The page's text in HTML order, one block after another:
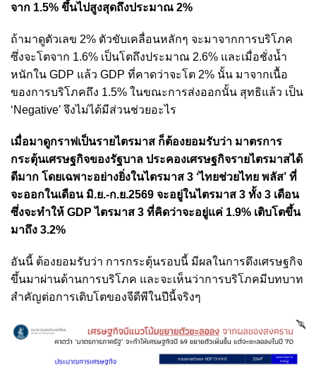
จาก 1.5% ขึ้นไปสูงสุดถึงประมาณ 2%
ถ้ามาดูตัวเลข 2% ตัวขับเคลื่อนหลักๆ จะมาจากการบริโภค
ซึ่งจะโตจาก 1.6% เป็นโตถึงประมาณ 2.6% และเมื่อชั่งน้ำ
หนักใน GDP แล้ว GDP ที่คาดว่าจะโต 2% นั้น มาจากเนื้อ
ของการบริโภคถึง 1.5% ในขณะการส่งออกนั้น สุทธิแล้ว เป็น
‘Negative’ จึงไม่ได้มีส่วนช่วยอะไร
เมื่อมาดูกราฟเป็นรายไตรมาส ก็ต้องยอมรับว่า มาตรการ
กระตุ้นเศรษฐกิจของรัฐบาล ประคองเศรษฐกิจรายไตรมาสได้
ดีมาก โดยเฉพาะอย่างยิ่งในไตรมาส 3 ‘ไทยช่วยไทย พลัส’ ที่
จะออกในเดือน มิ.ย.-ก.ย.2569 จะอยู่ในไตรมาส 3 ทั้ง 3 เดือน
ซึ่งจะทำให้ GDP ไตรมาส 3 ที่คิดว่าจะอยู่แค่ 1.9% เติบโตขึ้น
มาถึง 3.2%
อันนี้ ต้องยอมรับว่า การกระตุ้นรอบนี้ มีผลในการดึงเศรษฐกิจ
ขึ้นมาผ่านด้านการบริโภค และจะเห็นว่าการบริโภคมีบทบาท
สำคัญต่อการเติบโตของจีดีพีในปีนี้จริงๆ